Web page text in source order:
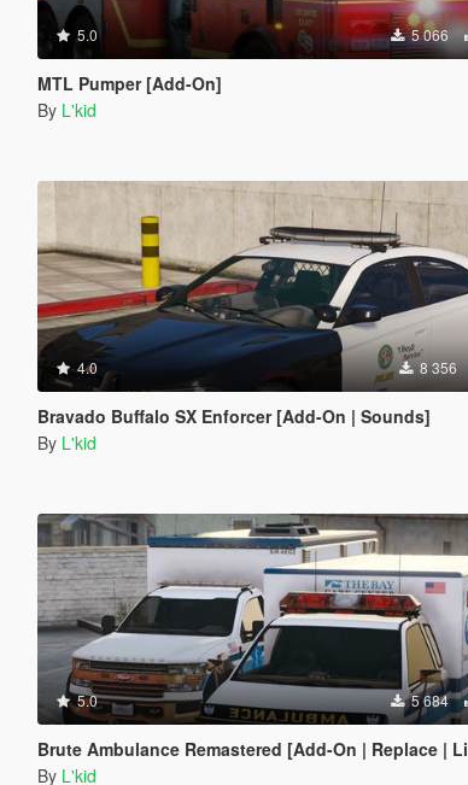
5.0 5 066
MTL Pumper [Add-On]
By L'kid
4.0 8 356
Bravado Buffalo SX Enforcer [Add-On | Sounds]
By L'kid
5.0 5 684
Brute Ambulance Remastered [Add-On | Replace | Liveries]
By L'kid